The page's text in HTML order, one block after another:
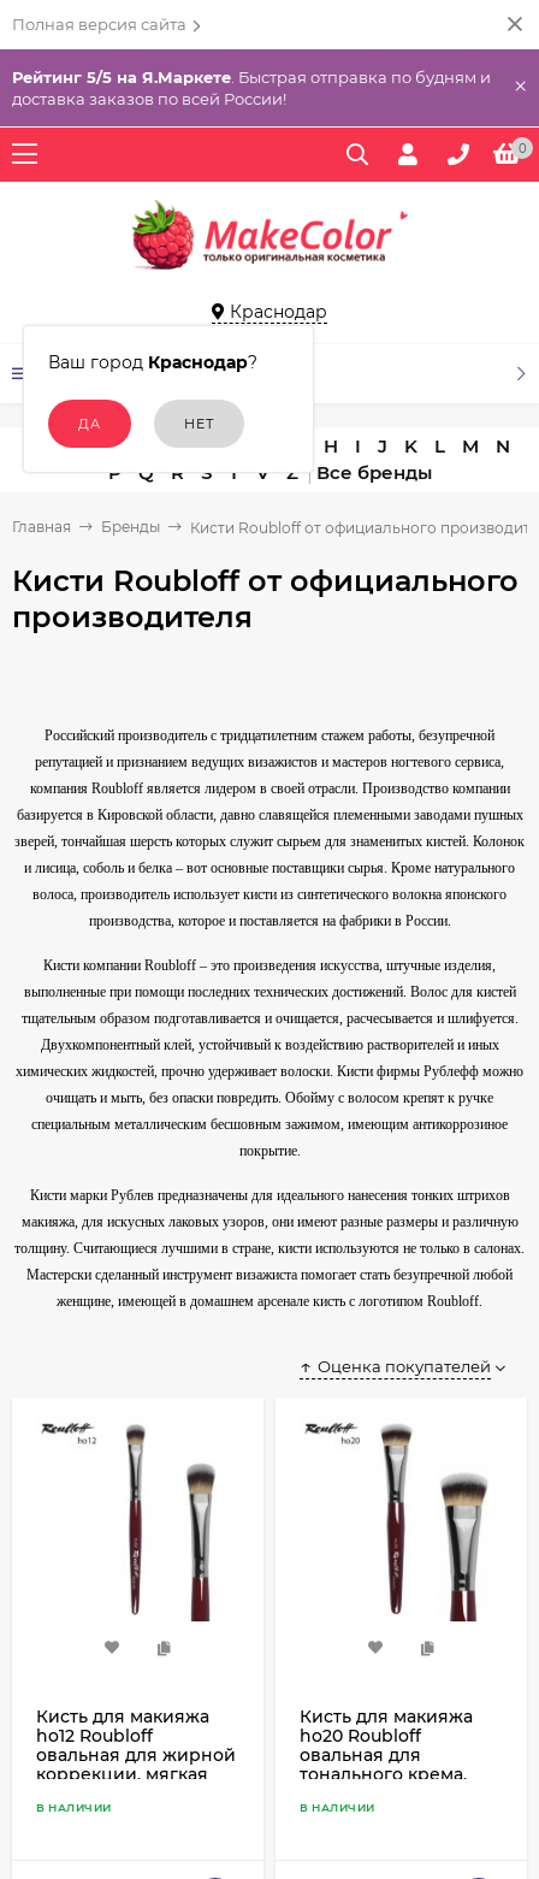
Полная версия сайта
Рейтинг 5/5 на Я.Маркете . Быстрая отправка по будням и
доставка заказов по всей России!
×
0
Краснодар
Ваш город Краснодар?
КАТАЛОГ ТОВАРОВ
A C D E H I J K L M
N
P
Q R S T V Z
Главная Бренды Кисти Roubloff от официального
Кисти Roubloff от официального
производителя
Российский производитель с тридцатилетним стажем работы, безупречной
репутацией и признанием ведущих визажистов и мастеров ногтевого сервиса,
компания Roubloff является лидером в своей отрасли. Производство компании
базируется в Кировской области, давно славящейся племенными заводами пушных
зверей, тончайшая шерсть которых служит сырьем для знаменитых кистей. Колонок
и лисица, соболь и белка – вот основные поставщики сырья. Кроме натурального
волоса, производитель использует кисти из синтетического волокна японского
производства, которое и поставляется на фабрики в России.
Кисти компании Roubloff – это произведения искусства, штучные изделия,
выполненные при помощи последних технических достижений. Волос для кистей
тщательным образом подготавливается и очищается, расчесывается и шлифуется.
Двухкомпонентный клей, устойчивый к воздействию растворителей и иных
химических жидкостей, прочно удерживает волоски. Кисти фирмы Рублефф можно
очищать и мыть, без опаски повредить. Обойму с волосом крепят к ручке
специальным металлическим бесшовным зажимом, имеющим антикоррозиное
покрытие.
Кисти марки Рублев предназначены для идеального нанесения тонких штрихов
макияжа, для искусных лаковых узоров, они имеют разные размеры и различную
толщину. Считающиеся лучшими в стране, кисти используются не только в салонах.
Мастерски сделанный инструмент визажиста помогает стать безупречной любой
женщине, имеющей в домашнем арсенале кисть с логотипом Roubloff.
Оценка покупателей
Кисть для макияжа
ho12 Roubloff
овальная для жирной
коррекции, мягкая
В НАЛИЧИИ
Кисть для макияжа
ho20 Roubloff
овальная для
тонального крема,
В НАЛИЧИИ